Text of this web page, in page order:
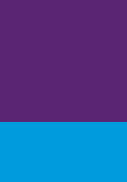
Tab)
neuen Tab)